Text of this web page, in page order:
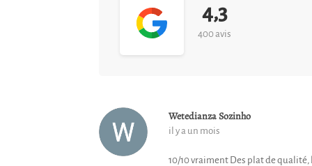
4,3
400 avis
Wetedianza Sozinho
il y a un mois
10/10 vraiment Des plat de